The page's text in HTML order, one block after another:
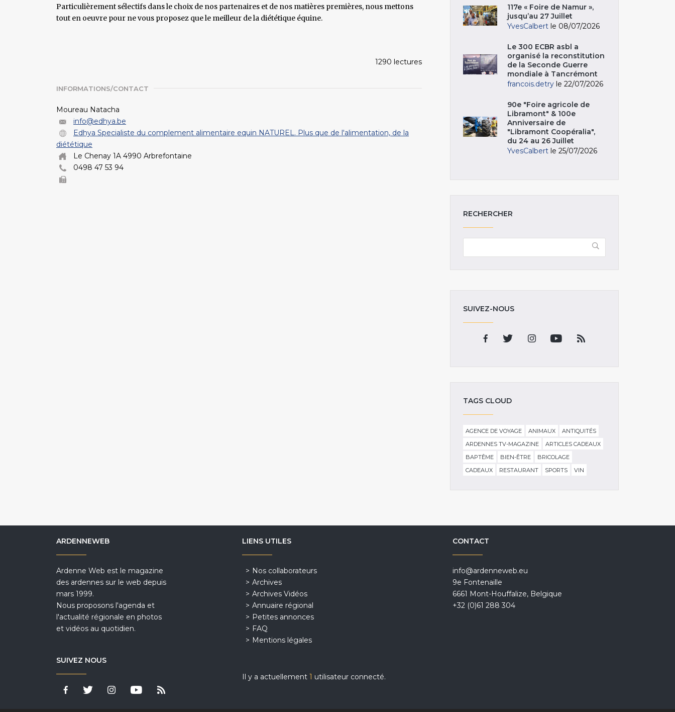
Particulièrement sélectifs dans le choix de nos partenaires et de nos matières premières, nous mettons
tout en oeuvre pour ne vous proposez que le meilleur de la diététique équine.
1290 lectures
INFORMATIONS/CONTACT
Moureau Natacha
info@edhya.be
Edhya Specialiste du complement alimentaire equin NATUREL. Plus que de l'alimentation, de la
diététique
Le Chenay 1A 4990 Arbrefontaine
0498 47 53 94
117e « Foire de Namur »,
jusqu’au 27 Juillet
YvesCalbert le 08/07/2026
Le 300 ECBR asbl a
organisé la reconstitution
de la Seconde Guerre
mondiale à Tancrémont
francois.detry le 22/07/2026
90e "Foire agricole de
Libramont" & 100e
Anniversaire de
"Libramont Coopéralia",
du 24 au 26 Juillet
YvesCalbert le 25/07/2026
RECHERCHER
SUIVEZ-NOUS
TAGS CLOUD
AGENCE DE VOYAGE ANIMAUX
ANTIQUITÉS
ARDENNES TV-MAGAZINE
ARTICLES CADEAUX
BAPTÊME
BIEN-ÊTRE
BRICOLAGE
CADEAUX
RESTAURANT SPORTS VIN
ARDENNEWEB
Ardenne Web est le magazine
des ardennes sur le web depuis
mars 1999.
Nous proposons l'agenda et
l'actualité régionale en photos
et vidéos au quotidien.
SUIVEZ NOUS
LIENS UTILES
Nos collaborateurs
Archives
Archives Vidéos
Annuaire régional
Petites annonces
FAQ
Mentions légales
Il y a actuellement 1 utilisateur connecté.
CONTACT
info@ardenneweb.eu
9e Fontenaille
6661 Mont-Houffalize, Belgique
+32 (0)61 288 304